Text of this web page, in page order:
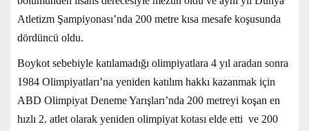
Atletizm Şampiyonası’nda 200 metre kısa mesafe koşusunda
dördüncü oldu.
Boykot sebebiyle katılamadığı olimpiyatlara 4 yıl aradan sonra
1984 Olimpiyatları’na yeniden katılım hakkı kazanmak için
ABD Olimpiyat Deneme Yarışları’nda 200 metreyi koşan en
hızlı 2. atlet olarak yeniden olimpiyat kotası elde etti ve 200